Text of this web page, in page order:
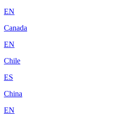
EN
Canada
EN
Chile
ES
China
EN